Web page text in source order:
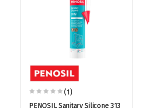
(1)
PENOSIL Sanitary Silicone 313